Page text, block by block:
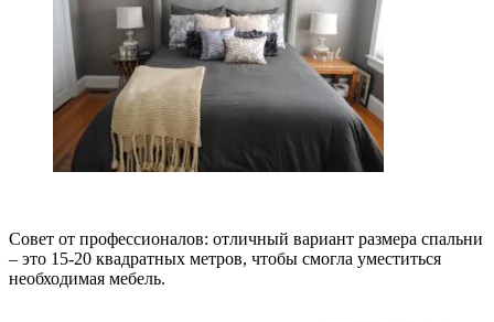
Совет от профессионалов: отличный вариант размера спальни
– это 15-20 квадратных метров, чтобы смогла уместиться
необходимая мебель.